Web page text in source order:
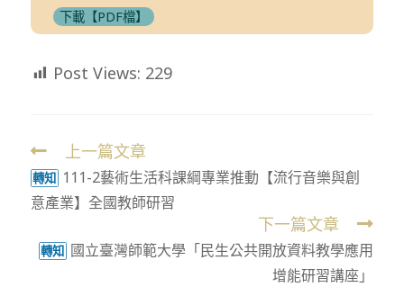
下載【PDF檔】
Post Views: 229
Read
more
articles
上一篇文章
轉知 111-2藝術生活科課綱專業推動【流行音樂與創
意產業】全國教師研習
下一篇文章
轉知 國立臺灣師範大學「民生公共開放資料教學應用
增能研習講座」